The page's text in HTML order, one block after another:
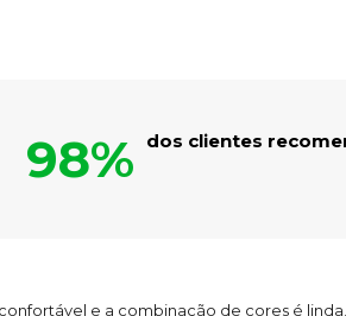
98% dos clientes
e a combinação de cores é linda.